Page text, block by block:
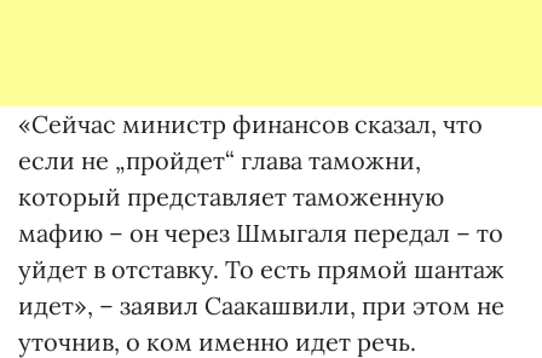
«Сейчас министр финансов сказал, что
если не „пройдет“ глава таможни,
который представляет таможенную
мафию – он через Шмыгаля передал – то
уйдет в отставку. То есть прямой шантаж
идет», – заявил Саакашвили, при этом не
уточнив, о ком именно идет речь.